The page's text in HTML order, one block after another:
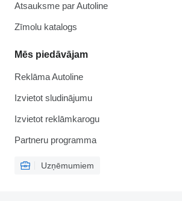
Atsauksme par Autoline
Zīmolu katalogs
Mēs piedāvājam
Reklāma Autoline
Izvietot sludinājumu
Izvietot reklāmkarogu
Partneru programma
Uzņēmumiem